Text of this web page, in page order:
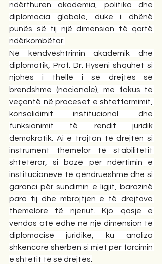
ndërthuren akademia, politika dhe
diplomacia globale, duke i dhënë
punës së tij një dimension të qartë
ndërkombëtar.
Në këndvështrimin akademik dhe
diplomatik, Prof. Dr. Hyseni shquhet si
njohës i thellë i së drejtës së
brendshme (nacionale), me fokus të
veçantë në proceset e shtetformimit,
konsolidimit institucional dhe
funksionimit të rendit juridik
demokratik. Ai e trajton të drejtën si
instrument themelor të stabilitetit
shtetëror, si bazë për ndërtimin e
institucioneve të qëndrueshme dhe si
garanci për sundimin e ligjit, barazinë
para tij dhe mbrojtjen e të drejtave
themelore të njeriut. Kjo qasje e
vendos atë edhe në një dimension të
diplomacisë juridike, ku analiza
shkencore shërben si mjet për forcimin
e shtetit të së drejtës.